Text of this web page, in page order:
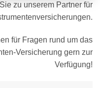
zu unserem Partner für
für Fragen rund um das
Versicherung gern zur
Verfügung!